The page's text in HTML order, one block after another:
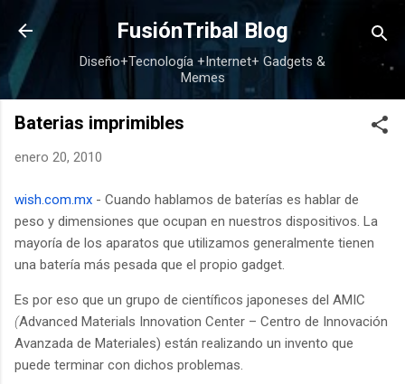
Ir al contenido principal
FusiónTribal Blog
Diseño+Tecnología +Internet+ Gadgets &
Memes
Baterias imprimibles
enero 20, 2010
wish.com.mx - Cuando hablamos de baterías es hablar de
peso y dimensiones que ocupan en nuestros dispositivos. La
mayoría de los aparatos que utilizamos generalmente tienen
una batería más pesada que el propio gadget.
Es por eso que un grupo de científicos japoneses del AMIC
(Advanced Materials Innovation Center – Centro de Innovación
Avanzada de Materiales) están realizando un invento que
puede terminar con dichos problemas.